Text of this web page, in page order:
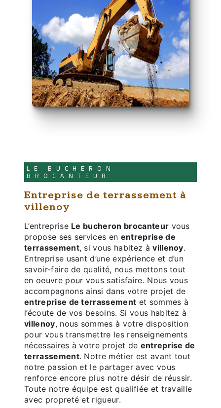
LE BUCHERON
BROCANTEUR
entreprise de terrassement à
villenoy
L’entreprise Le bucheron brocanteur vous
propose ses services en entreprise de
terrassement, si vous habitez àvillenoy.
Entreprise usant d’une expérience et d’un
savoir-faire de qualité, nous mettons tout
en oeuvre pour vous satisfaire. Nous vous
accompagnons ainsi dans votre projet de
entreprise de terrassement et sommes à
l’écoute de vos besoins. Si vous habitez à
villenoy, nous sommes à votre disposition
pour vous transmettre les renseignements
nécessaires à votre projet de entreprise de
terrassement. Notre métier est avant tout
notre passion et le partager avec vous
renforce encore plus notre désir de réussir.
Toute notre équipe est qualifiée et travaille
avec propreté et rigueur.